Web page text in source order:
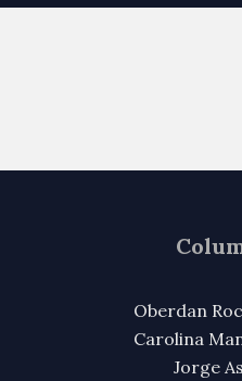
Oberdan
Carolina
Jorge